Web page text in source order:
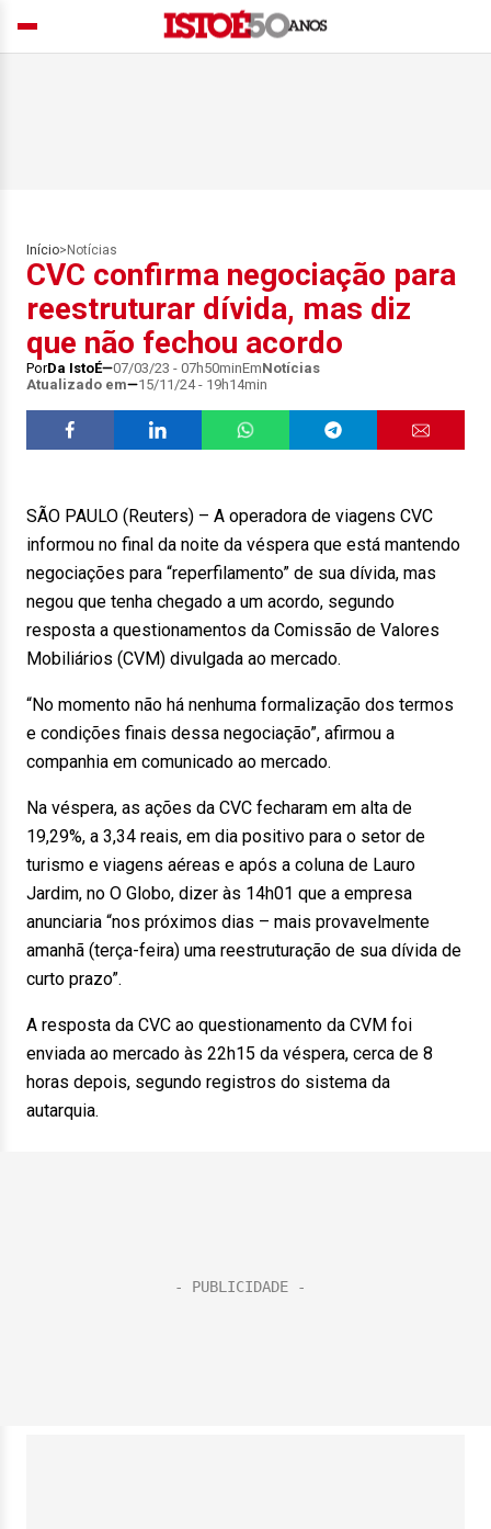
Início> Notícias
CVC confirma negociação para
reestruturar dívida, mas diz
que não fechou acordo
PorDa IstoÉ 07/03/23 - 07h50minEmNotícias
Atualizado em
15/11/24 - 19h14min
SÃO PAULO (Reuters) – A operadora de viagens CVC
informou no final da noite da véspera que está mantendo
negociações para “reperfilamento” de sua dívida, mas
negou que tenha chegado a um acordo, segundo
resposta a questionamentos da Comissão de Valores
Mobiliários (CVM) divulgada ao mercado.
“No momento não há nenhuma formalização dos termos
e condições finais dessa negociação”, afirmou a
companhia em comunicado ao mercado.
Na véspera, as ações da CVC fecharam em alta de
19,29%, a 3,34 reais, em dia positivo para o setor de
turismo e viagens aéreas e após a coluna de Lauro
Jardim, no O Globo, dizer às 14h01 que a empresa
anunciaria “nos próximos dias – mais provavelmente
amanhã (terça-feira) uma reestruturação de sua dívida de
curto prazo”.
A resposta da CVC ao questionamento da CVM foi
enviada ao mercado às 22h15 da véspera, cerca de 8
horas depois, segundo registros do sistema da
autarquia.